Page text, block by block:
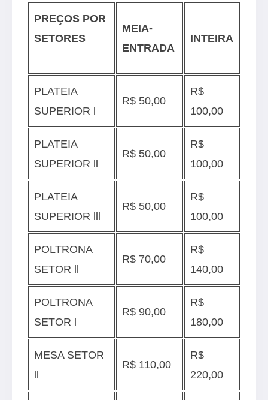
PREÇOS POR
SETORES
MEIA-
ENTRADA
INTEIRA
PLATEIA
SUPERIOR l
R$ 50,00
R$
100,00
PLATEIA
SUPERIOR ll
R$ 50,00
R$
100,00
PLATEIA
SUPERIOR lll
R$ 50,00
R$
100,00
POLTRONA
SETOR ll
R$ 70,00
R$
140,00
POLTRONA
SETOR l
R$ 90,00
R$
180,00
MESA SETOR
ll
R$ 110,00
R$
220,00